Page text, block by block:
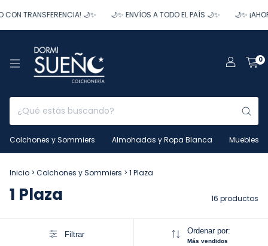
TRANSFERENCIA! 🌙✨ 🌙✨ ENVÍOS A TODO EL PAÍS 🌙✨ 🌙✨
0
Colchones y Sommiers Almohadas y Ropa Blanca Muebles
Inicio > Colchones y Sommiers > 1 Plaza
1 Plaza 16 productos
Filtrar Ordenar por:
Más vendidos